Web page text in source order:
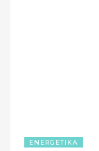
ENERGETIKA